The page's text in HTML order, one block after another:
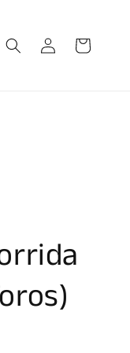
Connexion Panier